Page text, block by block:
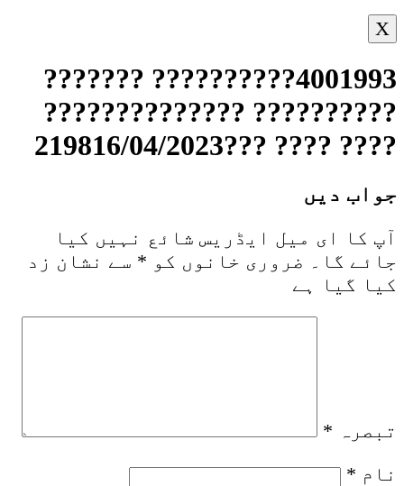
X
4001993?????????? ???????
?????????? ??????????????
???? ???? ???219816/04/2023
جواب دیں
آپ کا ای میل ایڈریس شائع نہیں کیا
جائے گا۔
ضروری خانوں کو * سے نشان زد
کیا گیا ہے
تبصرہ *
نام *